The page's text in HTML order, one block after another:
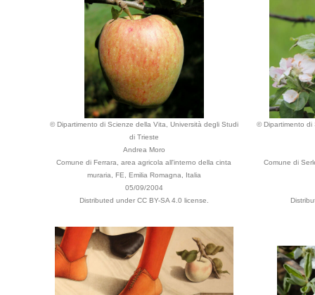
© Dipartimento di Scienze della Vita, Università degli Studi
di Trieste
Andrea Moro
Comune di Ferrara, area agricola all'interno della cinta
muraria, FE, Emilia Romagna, Italia
05/09/2004
Distributed under CC BY-SA 4.0 license.
© Dipartimento di
Comune di